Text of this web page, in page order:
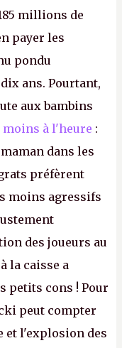
millions de
payer les
pondu
ans. Pourtant,
aux bambins
à l'heure :
dans les
préfèrent
moins agressifs
des joueurs au
la caisse a
petits cons ! Pour
peut compter
et l'explosion des